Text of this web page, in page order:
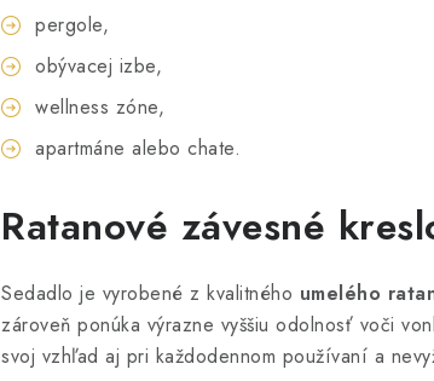
pergole,
obývacej izbe,
wellness zóne,
apartmáne alebo chate.
Ratanové závesné
Sedadlo je vyrobené z kvalitného umelého
zároveň ponúka výrazne vyššiu odolnosť voči
svoj vzhľad aj pri každodennom používaní a